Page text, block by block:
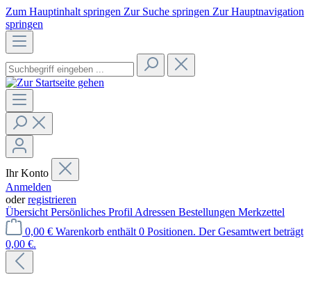
Zum Hauptinhalt springen Zur Suche springen Zur Hauptnavigation
springen
Ihr Konto
Anmelden
oderregistrieren
Übersicht Persönliches Profil Adressen Bestellungen Merkzettel
0,00 € Warenkorb enthält 0 Positionen. Der Gesamtwert beträgt
0,00 €.